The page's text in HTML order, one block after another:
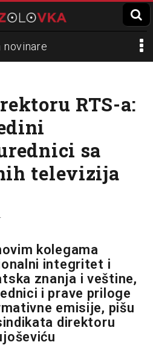
novinare
mediji
Ćuruvija
RTS-a:
sa
televizija
kolegama
integritet i
znanja i veštine,
i prave priloge
emisije, pišu
direktoru